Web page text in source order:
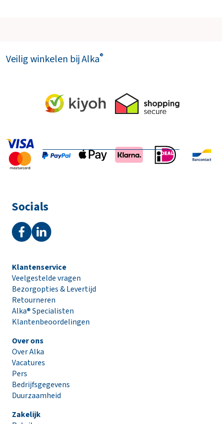
Veilig winkelen bij Alka®
Socials
Klantenservice
Veelgestelde vragen
Bezorgopties & Levertijd
Retourneren
Alka® Specialisten
Klantenbeoordelingen
Over ons
Over Alka
Vacatures
Pers
Bedrijfsgegevens
Duurzaamheid
Zakelijk